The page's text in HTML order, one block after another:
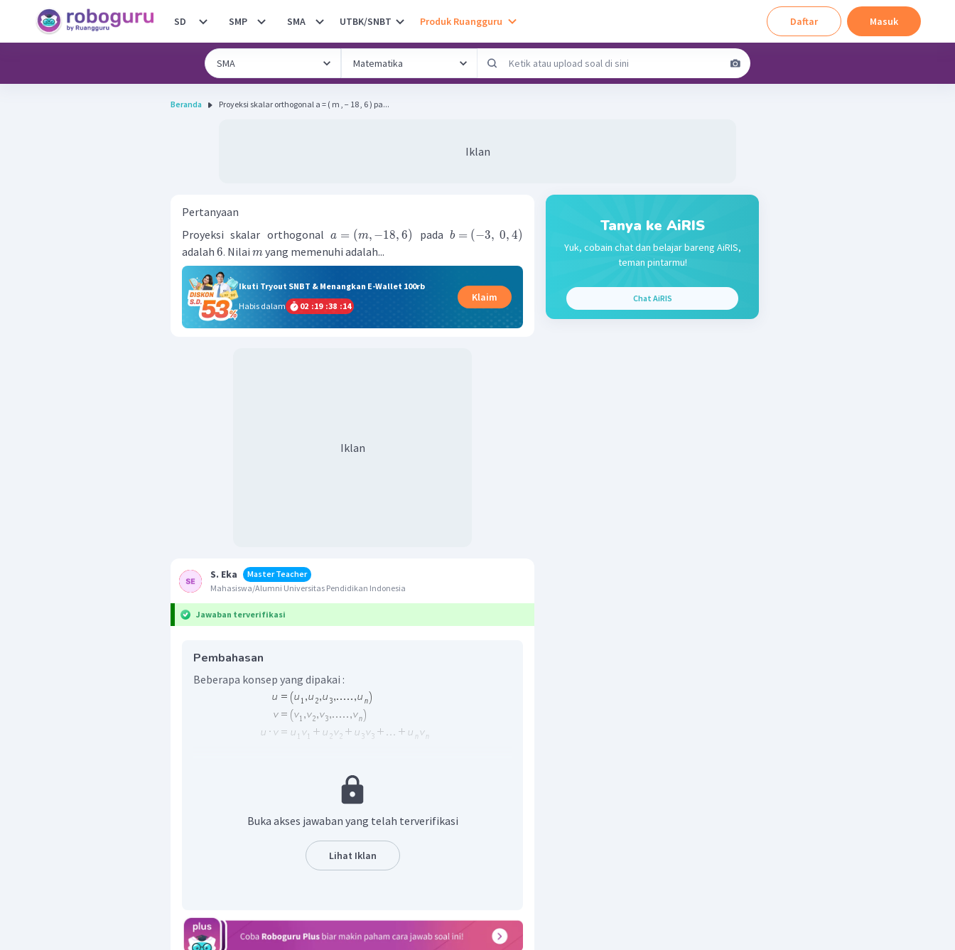
SD SMP SMA UTBK/SNBT Produk Ruangguru Daftar Masuk
Beranda Proyeksi skalar orthogonal a = ( m , − 18 , 6 ) pa...
Iklan
Pertanyaan
Proyeksi skalar orthogonala = (m, −18, 6) pada b = (−3, 0, 4)
adalah 6. Nilai myang memenuhi adalah...
Ikuti Tryout SNBT & Menangkan E-Wallet 100rb
Habis dalam
02 :19 :38 :13
Klaim
Iklan
S. Eka
Master Teacher
Mahasiswa/Alumni Universitas Pendidikan Indonesia
Jawaban terverifikasi
Pembahasan
Beberapa konsep yang dipakai :
Buka akses jawaban yang telah terverifikasi
Lihat Iklan
Tanya ke AiRIS
Yuk, cobain chat dan belajar bareng AiRIS,
teman pintarmu!
Chat AiRIS